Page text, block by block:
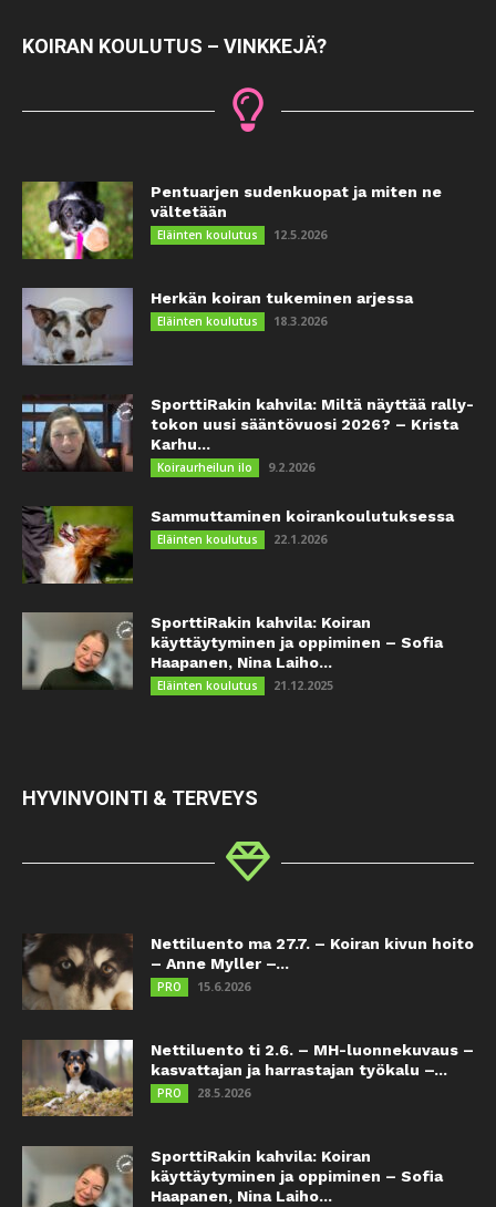
KOIRAN KOULUTUS – VINKKEJÄ?
Pentuarjen sudenkuopat ja miten ne
vältetään
Eläinten koulutus 12.5.2026
Herkän koiran tukeminen arjessa
Eläinten koulutus 18.3.2026
SporttiRakin kahvila: Miltä näyttää rally-
tokon uusi sääntövuosi 2026? – Krista
Karhu...
Koiraurheilun ilo 9.2.2026
Sammuttaminen koirankoulutuksessa
Eläinten koulutus 22.1.2026
SporttiRakin kahvila: Koiran
käyttäytyminen ja oppiminen – Sofia
Haapanen, Nina Laiho...
Eläinten koulutus 21.12.2025
HYVINVOINTI & TERVEYS
Nettiluento ma 27.7. – Koiran kivun hoito
– Anne Myller –...
PRO 15.6.2026
Nettiluento ti 2.6. – MH-luonnekuvaus –
kasvattajan ja harrastajan työkalu –...
PRO 28.5.2026
SporttiRakin kahvila: Koiran
käyttäytyminen ja oppiminen – Sofia
Haapanen, Nina Laiho...